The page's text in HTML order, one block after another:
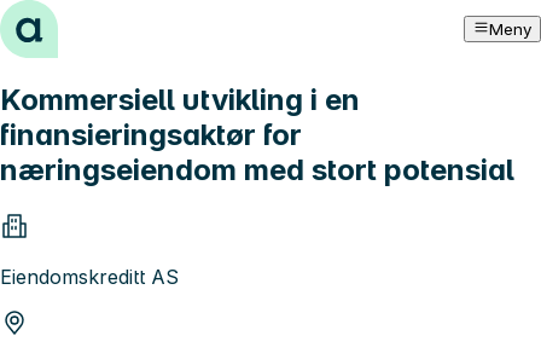
Hopp til innhold Meny
Kommersiell utvikling i en
finansieringsaktør for
næringseiendom med stort potensial
Eiendomskreditt AS